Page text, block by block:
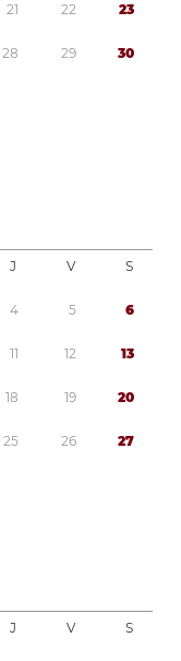
21 22 23
28 29 30
J V S
4 5 6
11 12 13
18 19 20
25 26 27
J V S